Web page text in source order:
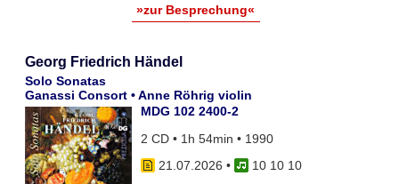
»zur Besprechung«
Georg Friedrich Händel
Solo Sonatas
Ganassi Consort • Anne Röhrig violin
MDG 102 2400-2
2 CD • 1h 54min • 1990
21.07.2026 •
10 10 10